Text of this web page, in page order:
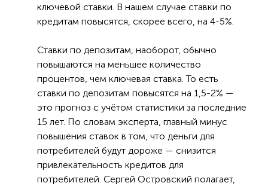
ключевой ставки. В нашем случае ставки по
кредитам повысятся, скорее всего, на 4-5%.
Ставки по депозитам, наоборот, обычно
повышаются на меньшее количество
процентов, чем ключевая ставка. То есть
ставки по депозитам повысятся на 1,5-2% —
это прогноз с учётом статистики за последние
15 лет. По словам эксперта, главный минус
повышения ставок в том, что деньги для
потребителей будут дороже — снизится
привлекательность кредитов для
потребителей. Сергей Островский полагает,